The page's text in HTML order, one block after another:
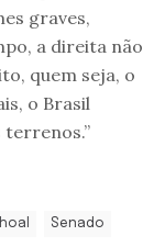
graves,
a direita não
quem seja, o
o Brasil
terrenos.”
Senado